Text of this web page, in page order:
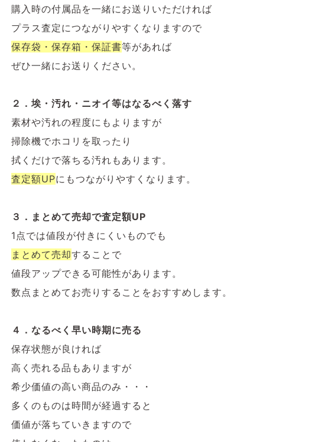
購入時の付属品を一緒にお送りいただければ
プラス査定につながりやすくなりますので
保存袋・保存箱・保証書等があれば
ぜひ一緒にお送りください。
２．埃・汚れ・ニオイ等はなるべく落す
素材や汚れの程度にもよりますが
掃除機でホコリを取ったり
拭くだけで落ちる汚れもあります。
査定額UPにもつながりやすくなります。
３．まとめて売却で査定額UP
1点では値段が付きにくいものでも
まとめて売却することで
値段アップできる可能性があります。
数点まとめてお売りすることをおすすめします。
４．なるべく早い時期に売る
保存状態が良ければ
高く売れる品もありますが
希少価値の高い商品のみ・・・
多くのものは時間が経過すると
価値が落ちていきますので